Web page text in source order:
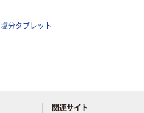
塩分タブレット
関連サイト